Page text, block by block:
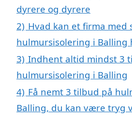
dyrere og dyrere
2) Hvad kan et firma med
hulmursisolering i Balling
3) Indhent altid mindst 3
hulmursisolering i Balling
4) Få nemt 3 tilbud på
Balling, du kan være tryg